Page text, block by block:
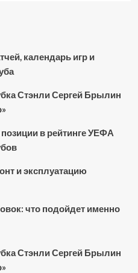
календарь игр и
Стэнли Сергей Брылин
в рейтинге УЕФА
и эксплуатацию
что подойдет именно
Стэнли Сергей Брылин